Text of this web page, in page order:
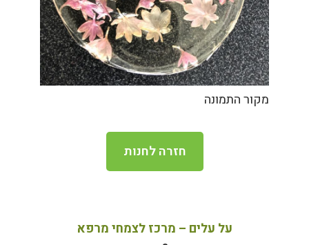
מקור התמונה
חזרה לחנות
על עלים – מרכז לצמחי מרפא